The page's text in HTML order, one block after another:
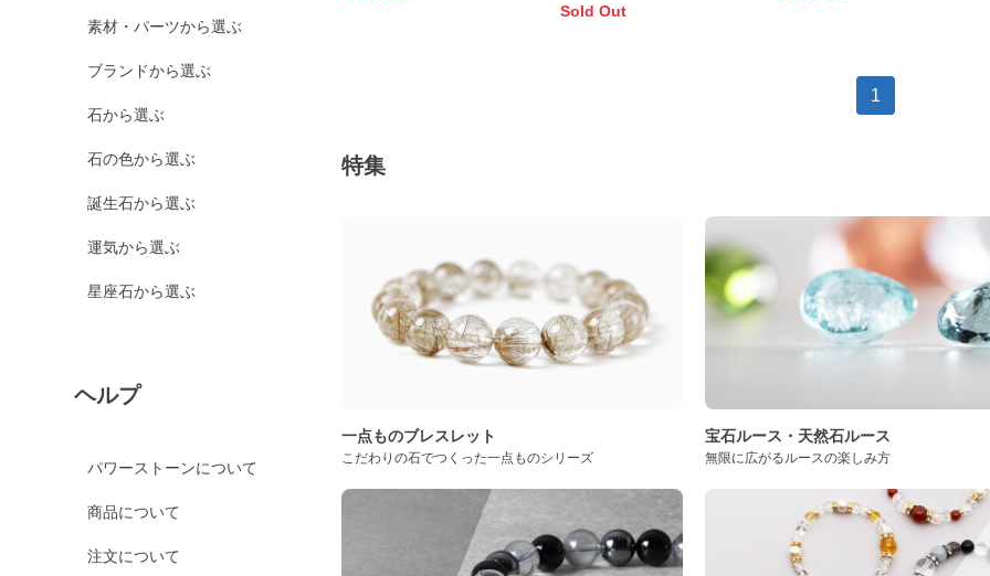
素材・パーツから選ぶ
ブランドから選ぶ
石から選ぶ
石の色から選ぶ
誕生石から選ぶ
運気から選ぶ
星座石から選ぶ
ヘルプ
パワーストーンについて
商品について
注文について
Sold Out
1
特集
一点ものブレスレット
こだわりの石でつくった一点ものシリーズ
宝石ルース・天然石ルース
無限に広がるルースの楽しみ方